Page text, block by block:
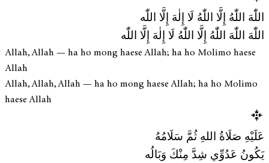
اللّٰهَ اللّٰهُ إِلَّا اللّٰهُ لَا إِلٰهَ إِلَّا اللّٰه
اللّٰهَ اللّٰهَ اللّٰهُ إِلَّا اللّٰهُ لَا إِلٰهَ إِلَّا اللّٰه
Allah, Allah — ha ho mong haese Allah; ha ho Molimo haese
Allah
Allah, Allah, Allah — ha ho mong haese Allah; ha ho Molimo
haese Allah
عَلَيْهِ صَلَاةُ اللهِ ثُمَّ سَلَامُهُ
يَكُونُ عَدُوِّي شِدَّ مِنْكَ وَبَالُه